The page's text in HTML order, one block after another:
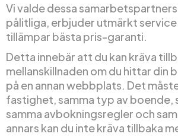
Vi valde dessa
pålitliga, erbjuder utmärkt
tillämpar bästa pris-garanti.
Detta innebär att du kan kräva
mellanskillnaden om du hittar din
på en annan webbplats. Det
fastighet, samma typ av boende,
samma avbokningsregler och
annars kan du inte kräva tillbaka